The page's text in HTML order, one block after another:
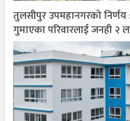
तुलसीपुर उपमहानगरको
गुमाएका परिवारलाई जनही २